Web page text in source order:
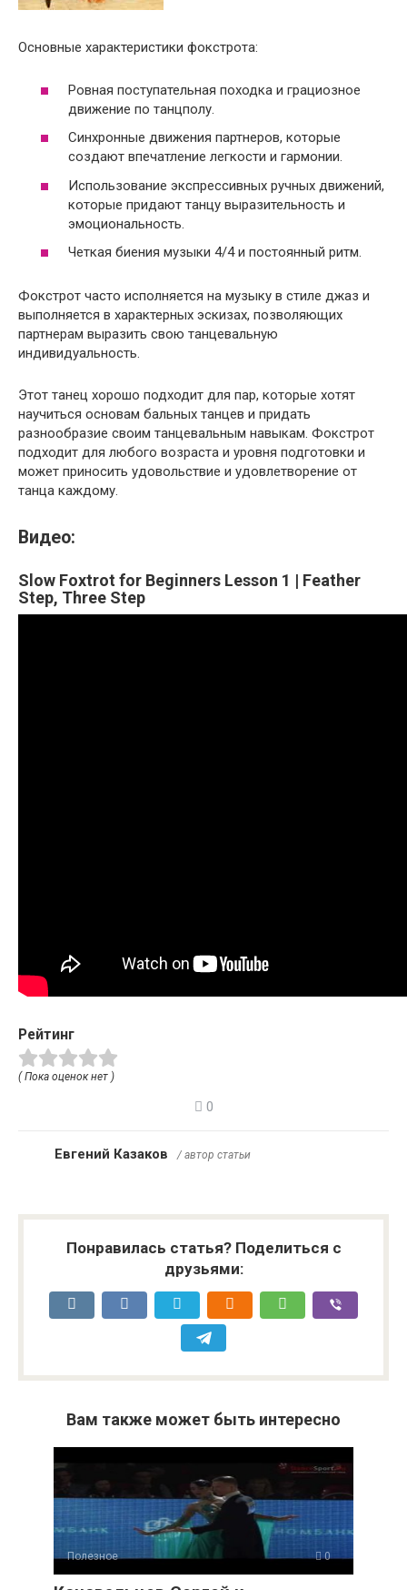
Основные характеристики фокстрота:
Ровная поступательная походка и грациозное
движение по танцполу.
Синхронные движения партнеров, которые
создают впечатление легкости и гармонии.
Использование экспрессивных ручных движений,
которые придают танцу выразительность и
эмоциональность.
Четкая биения музыки 4/4 и постоянный ритм.
Фокстрот часто исполняется на музыку в стиле джаз и
выполняется в характерных эскизах, позволяющих
партнерам выразить свою танцевальную
индивидуальность.
Этот танец хорошо подходит для пар, которые хотят
научиться основам бальных танцев и придать
разнообразие своим танцевальным навыкам. Фокстрот
подходит для любого возраста и уровня подготовки и
может приносить удовольствие и удовлетворение от
танца каждому.
Видео:
Slow Foxtrot for Beginners Lesson 1 | Feather
Step, Three Step
Рейтинг
( Пока оценок нет )
0
Евгений Казаков / автор статьи
Понравилась статья? Поделиться с
друзьями:
Вам также может быть интересно
Полезное 0